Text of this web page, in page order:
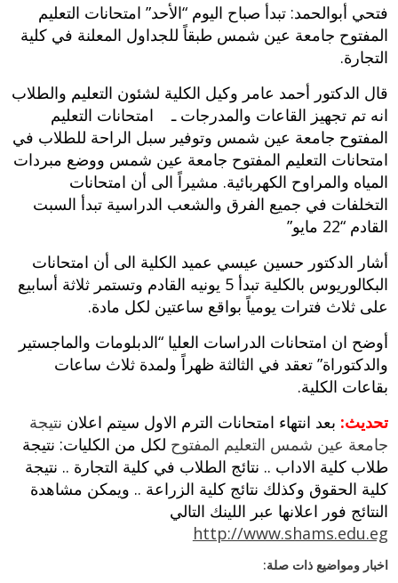
فتحي أبوالحمد: تبدأ صباح اليوم “الأحد” امتحانات التعليم
المفتوح جامعة عين شمس طبقاً للجداول المعلنة في كلية
التجارة.
قال الدكتور أحمد عامر وكيل الكلية لشئون التعليم والطلاب
انه تم تجهيز القاعات والمدرجات ـ امتحانات التعليم
المفتوح جامعة عين شمس وتوفير سبل الراحة للطلاب في
امتحانات التعليم المفتوح جامعة عين شمس ووضع مبردات
المياه والمراوح الكهربائية. مشيراً الى أن امتحانات
التخلفات في جميع الفرق والشعب الدراسية تبدأ السبت
القادم “22 مايو”
أشار الدكتور حسين عيسي عميد الكلية الى أن امتحانات
البكالوريوس بالكلية تبدأ 5 يونيه القادم وتستمر ثلاثة أسابيع
على ثلاث فترات يومياً بواقع ساعتين لكل مادة.
أوضح ان امتحانات الدراسات العليا “الدبلومات والماجستير
والدكتوراة” تعقد في الثالثة ظهراً ولمدة ثلاث ساعات
بقاعات الكلية.
تحديث: بعد انتهاء امتحانات الترم الاول سيتم اعلان نتيجة
جامعة عين شمس التعليم المفتوح لكل من الكليات: نتيجة
طلاب كلية الاداب .. نتائج الطلاب في كلية التجارة .. نتيجة
كلية الحقوق وكذلك نتائج كلية الزراعة .. ويمكن مشاهدة
النتائج فور اعلانها عبر اللينك التالي
http://www.shams.edu.eg
اخبار ومواضيع ذات صلة: